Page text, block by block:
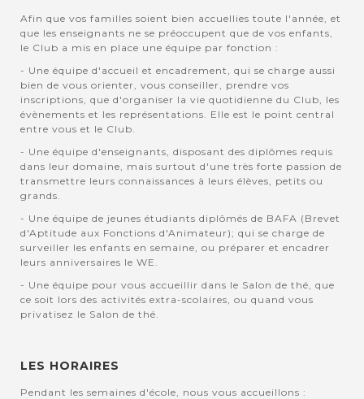
Afin que vos familles soient bien accuellies toute l'année, et
que les enseignants ne se préoccupent que de vos enfants,
le Club a mis en place une équipe par fonction :
- Une équipe d'accueil et encadrement, qui se charge aussi
bien de vous orienter, vous conseiller, prendre vos
inscriptions, que d'organiser la vie quotidienne du Club, les
évènements et les représentations. Elle est le point central
entre vous et le Club.
- Une équipe d'enseignants, disposant des diplômes requis
dans leur domaine, mais surtout d'une très forte passion de
transmettre leurs connaissances à leurs élèves, petits ou
grands.
- Une équipe de jeunes étudiants diplômés de BAFA (Brevet
d'Aptitude aux Fonctions d'Animateur); qui se charge de
surveiller les enfants en semaine, ou préparer et encadrer
leurs anniversaires le WE.
- Une équipe pour vous accueillir dans le Salon de thé, que
ce soit lors des activités extra-scolaires, ou quand vous
privatisez le Salon de thé.
LES HORAIRES
Pendant les semaines d'école, nous vous accueillons :